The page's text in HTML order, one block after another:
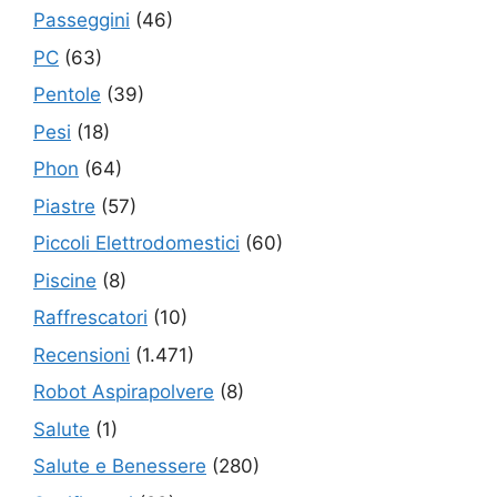
Passeggini (46)
PC (63)
Pentole (39)
Pesi (18)
Phon (64)
Piastre (57)
Piccoli Elettrodomestici (60)
Piscine (8)
Raffrescatori (10)
Recensioni (1.471)
Robot Aspirapolvere (8)
Salute (1)
Salute e Benessere (280)